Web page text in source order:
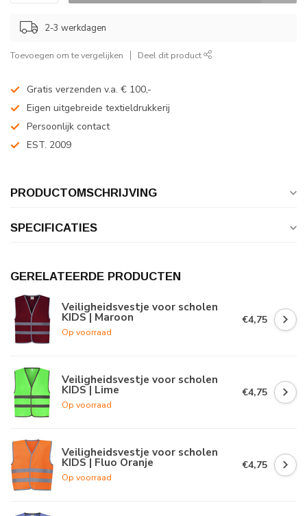
2-3 werkdagen
Toevoegen om te vergelijken Deel dit product
Gratis verzenden v.a. € 100,-
Eigen uitgebreide textieldrukkerij
Persoonlijk contact
EST. 2009
PRODUCTOMSCHRIJVING
SPECIFICATIES
GERELATEERDE PRODUCTEN
Veiligheidsvestje voor scholen
KIDS | Maroon
Op voorraad
€4,75
Veiligheidsvestje voor scholen
KIDS | Lime
Op voorraad
€4,75
Veiligheidsvestje voor scholen
KIDS | Fluo Oranje
Op voorraad
€4,75